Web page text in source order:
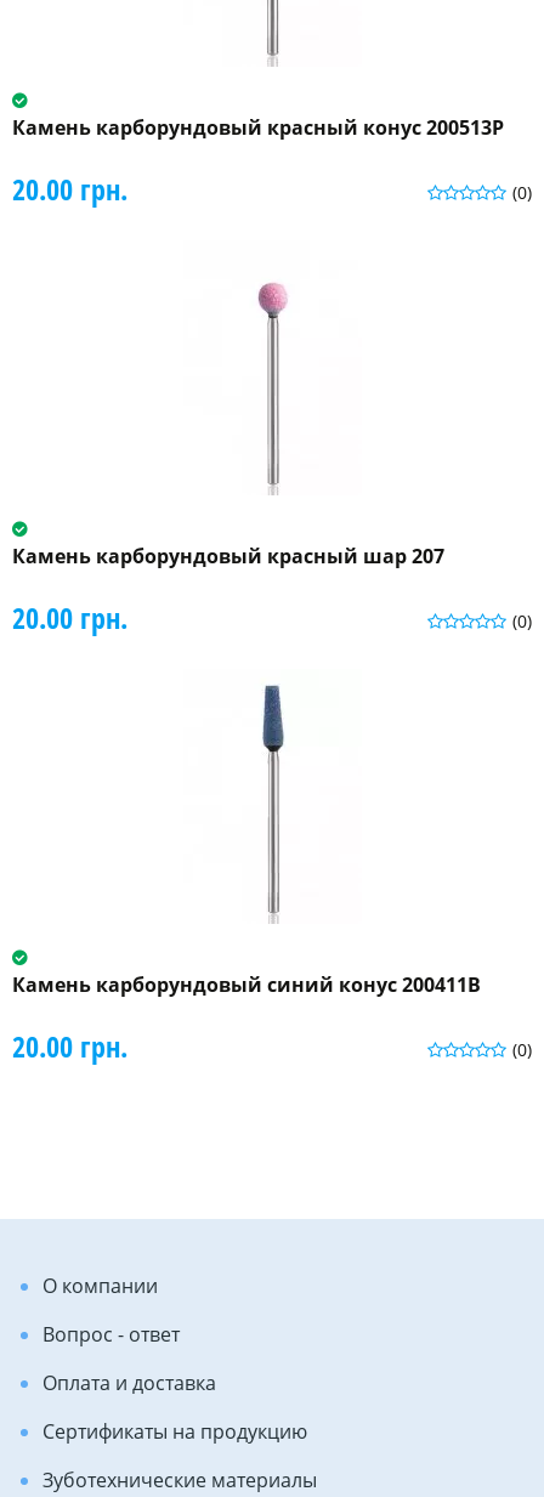
Камень карборундовый красный конус 200513P
(0)
20.00 грн.
Камень карборундовый красный шар 207
(0)
20.00 грн.
Камень карборундовый синий конус 200411B
(0)
20.00 грн.
О компании
Вопрос - ответ
Оплата и доставка
Сертификаты на продукцию
Зуботехнические материалы